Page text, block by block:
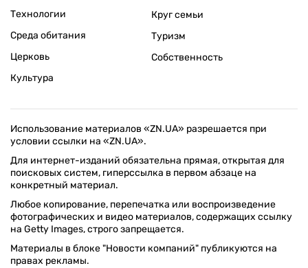
Технологии
Среда обитания
Церковь
Культура
Круг семьи
Туризм
Собственность
Использование материалов «ZN.UA» разрешается при
условии ссылки на «ZN.UA».
Для интернет-изданий обязательна прямая, открытая для
поисковых систем, гиперссылка в первом абзаце на
конкретный материал.
Любое копирование, перепечатка или воспроизведение
фотографических и видео материалов, содержащих ссылку
на Getty Images, строго запрещается.
Материалы в блоке "Новости компаний" публикуются на
правах рекламы.